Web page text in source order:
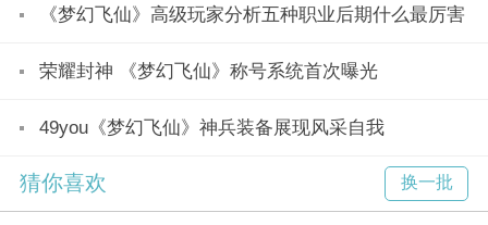
《梦幻飞仙》高级玩家分析五种职业后期什么最厉害
荣耀封神 《梦幻飞仙》称号系统首次曝光
49you《梦幻飞仙》神兵装备展现风采自我
猜你喜欢 换一批